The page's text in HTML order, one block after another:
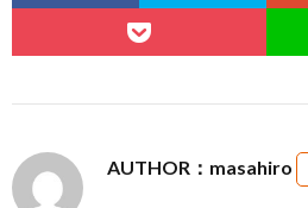
AUTHOR：masahiro